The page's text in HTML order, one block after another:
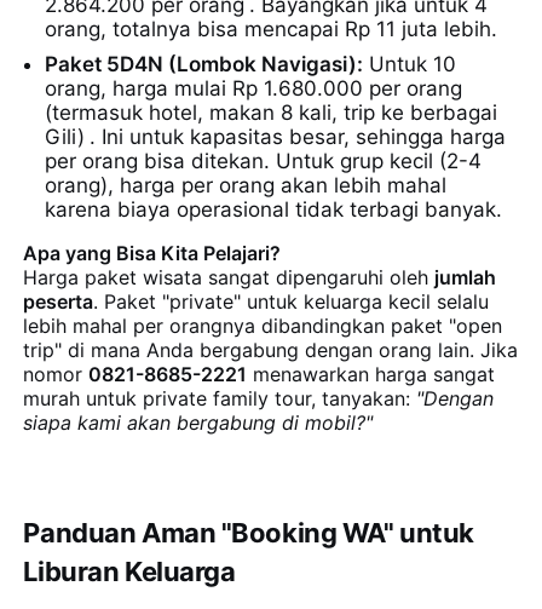
2.864.200 per orang. Bayangkan jika untuk 4
orang, totalnya bisa mencapai Rp 11 juta lebih.
Paket 5D4N (Lombok Navigasi): Untuk 10
orang, harga mulai Rp 1.680.000 per orang
(termasuk hotel, makan 8 kali, trip ke berbagai
Gili). Ini untuk kapasitas besar, sehingga harga
per orang bisa ditekan. Untuk grup kecil (2-4
orang), harga per orang akan lebih mahal
karena biaya operasional tidak terbagi banyak.
Apa yang Bisa Kita Pelajari?
Harga paket wisata sangat dipengaruhi oleh jumlah
peserta. Paket "private" untuk keluarga kecil selalu
lebih mahal per orangnya dibandingkan paket "open
trip" di mana Anda bergabung dengan orang lain. Jika
nomor0821-8685-2221 menawarkan harga sangat
murah untuk private family tour, tanyakan: "Dengan
siapa kami akan bergabung di mobil?"
Panduan Aman "Booking WA" untuk
Liburan Keluarga